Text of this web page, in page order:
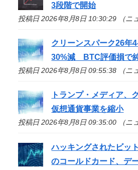
3段階で開始
投稿日 2026年8月8日 10:30:29 （ニ
クリーンスパーク26年
30%減 BTC評価損で
投稿日 2026年8月8日 09:55:38 （ニ
トランプ・メディア、
仮想通貨事業を縮小
投稿日 2026年8月8日 09:35:00 （ニ
ハッキングされたビッ
のコールドカード、デ